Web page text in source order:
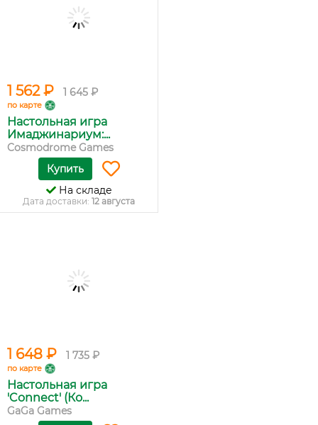
1 562 ₽ 1 645 ₽
по карте
Настольная игра
Имаджинариум:...
Cosmodrome Games
Купить
На складе
Дата доставки: 12 августа
1 648 ₽ 1 735 ₽
по карте
Настольная игра
'Connect' (Ко...
GaGa Games